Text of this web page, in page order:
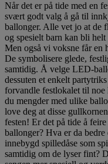
Når det er på tide med en
svært godt valg å gå til
ballonger. Alle vet jo at de
og spesielt barn kan bli
Men også vi voksne får en
De symbolisere glede,
samtidig. Å velge LED-
dessuten et enkelt
forvandle festlokalet til
du mengder med ulike
love deg at disse
festen! Er det på tide å
ballonger? Hva er da
innebygd spilledåse som
samtidig om de lyser fint?